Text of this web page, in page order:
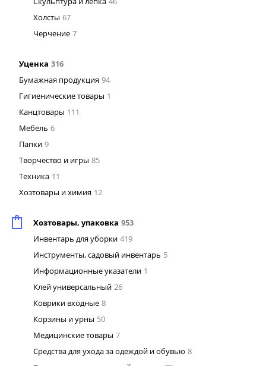
Холсты 67
Черчение 7
Уценка 316
Бумажная продукция 94
Гигиенические товары 1
Канцтовары 111
Мебель 6
Папки 9
Творчество и игры 85
Техника 11
Хозтовары и химия 12
Хозтовары, упаковка 953
Инвентарь для уборки 419
Инструменты, садовый инвентарь 5
Информационные указатели 1
Клей универсальный 26
Коврики входные 8
Корзины и урны 50
Медицинские товары 7
Средства для ухода за одеждой и обувью 8